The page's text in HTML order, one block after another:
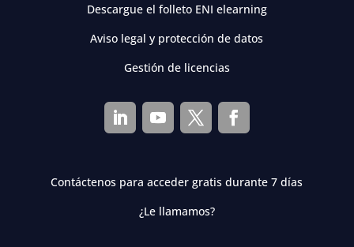
Descargue el folleto ENI elearning
Aviso legal y protección de datos
Gestión de licencias
Contáctenos para acceder gratis durante 7 días
¿Le llamamos?